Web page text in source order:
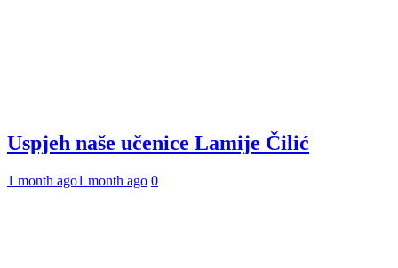
Uspjeh naše učenice Lamije Čilić
1 month ago1 month ago 0